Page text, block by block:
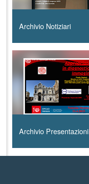
Archivio Notiziari
Archivio Presentazioni